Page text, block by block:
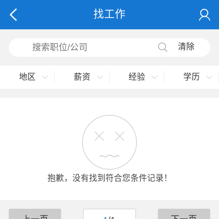
找工作
清除
地区 薪资 经验 学历
抱歉，没有找到符合您条件记录！